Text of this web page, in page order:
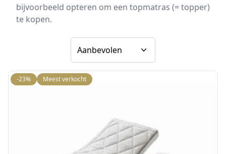
bijvoorbeeld opteren om een topmatras (= topper)
te kopen.
Sorteer op
-23% Meest verkocht